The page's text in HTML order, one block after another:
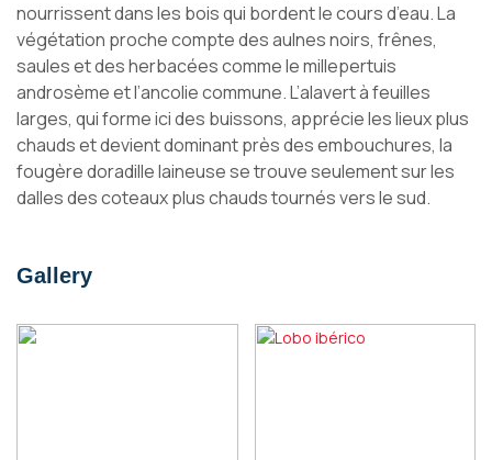
nourrissent dans les bois qui bordent le cours d’eau. La
végétation proche compte des aulnes noirs, frênes,
saules et des herbacées comme le millepertuis
androsème et l’ancolie commune. L’alavert à feuilles
larges, qui forme ici des buissons, apprécie les lieux plus
chauds et devient dominant près des embouchures, la
fougère doradille laineuse se trouve seulement sur les
dalles des coteaux plus chauds tournés vers le sud.
Gallery